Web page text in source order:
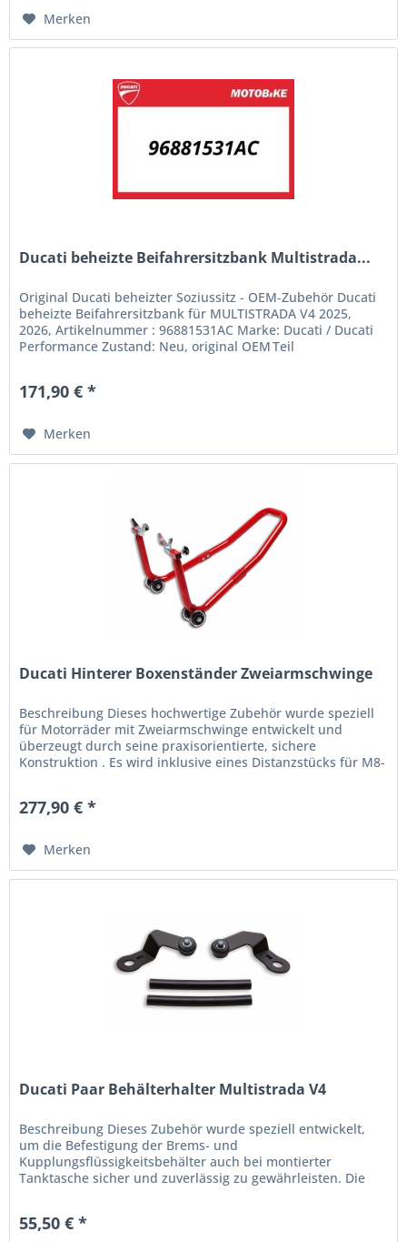
Merken
Ducati beheizte Beifahrersitzbank Multistrada...
Original Ducati beheizter Soziussitz - OEM‑Zubehör Ducati
beheizte Beifahrersitzbank für MULTISTRADA V4 2025,
2026, Artikelnummer : 96881531AC Marke: Ducati / Ducati
Performance Zustand: Neu, original OEM Teil
171,90 € *
Merken
Ducati Hinterer Boxenständer Zweiarmschwinge
Beschreibung Dieses hochwertige Zubehör wurde speziell
für Motorräder mit Zweiarmschwinge entwickelt und
überzeugt durch seine praxisorientierte, sichere
Konstruktion . Es wird inklusive eines Distanzstücks für M8-
277,90 € *
Merken
Ducati Paar Behälterhalter Multistrada V4
Beschreibung Dieses Zubehör wurde speziell entwickelt,
um die Befestigung der Brems- und
Kupplungsflüssigkeitsbehälter auch bei montierter
Tanktasche sicher und zuverlässig zu gewährleisten. Die
55,50 € *